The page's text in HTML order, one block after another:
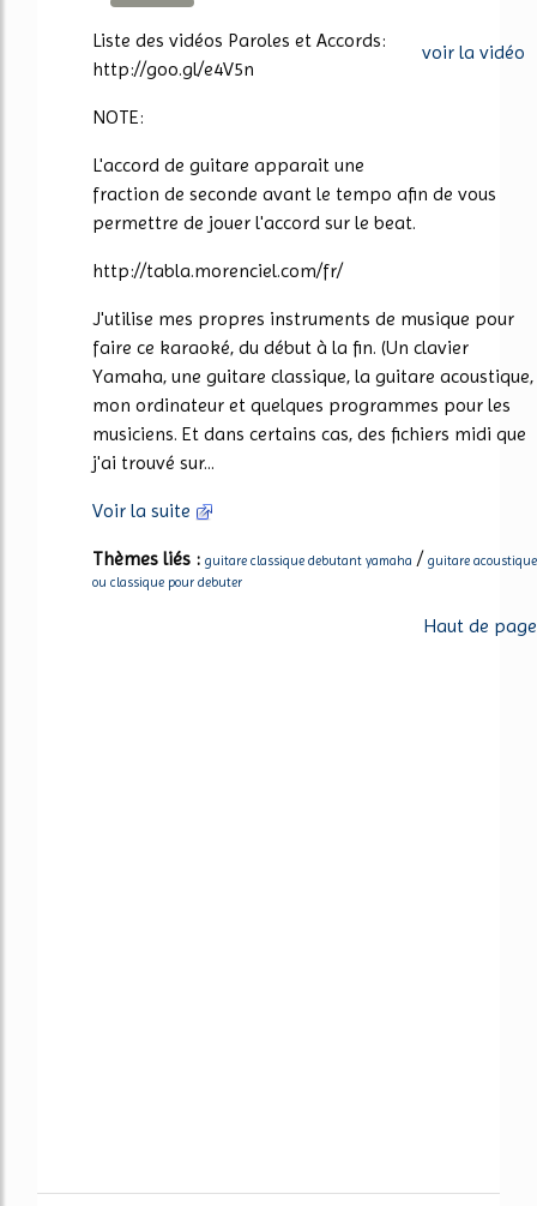
550%
voir la vidéo
Liste des vidéos Paroles et Accords:
http://goo.gl/e4V5n
NOTE:
L'accord de guitare apparait une
fraction de seconde avant le tempo afin de vous
permettre de jouer l'accord sur le beat.
http://tabla.morenciel.com/fr/
J'utilise mes propres instruments de musique pour
faire ce karaoké, du début à la fin. (Un clavier
Yamaha, une guitare classique, la guitare acoustique,
mon ordinateur et quelques programmes pour les
musiciens. Et dans certains cas, des fichiers midi que
j'ai trouvé sur...
Voir la suite
Thèmes liés : guitare classique debutant yamaha / guitare acoustique
ou classique pour debuter
Haut de page